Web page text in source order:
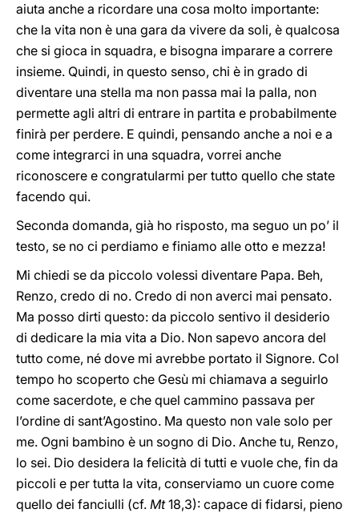
aiuta anche a ricordare una cosa molto importante:
che la vita non è una gara da vivere da soli, è qualcosa
che si gioca in squadra, e bisogna imparare a correre
insieme. Quindi, in questo senso, chi è in grado di
diventare una stella ma non passa mai la palla, non
permette agli altri di entrare in partita e probabilmente
finirà per perdere. E quindi, pensando anche a noi e a
come integrarci in una squadra, vorrei anche
riconoscere e congratularmi per tutto quello che state
facendo qui.
Seconda domanda, già ho risposto, ma seguo un po’ il
testo, se no ci perdiamo e finiamo alle otto e mezza!
Mi chiedi se da piccolo volessi diventare Papa. Beh,
Renzo, credo di no. Credo di non averci mai pensato.
Ma posso dirti questo: da piccolo sentivo il desiderio
di dedicare la mia vita a Dio. Non sapevo ancora del
tutto come, né dove mi avrebbe portato il Signore. Col
tempo ho scoperto che Gesù mi chiamava a seguirlo
come sacerdote, e che quel cammino passava per
l’ordine di sant’Agostino. Ma questo non vale solo per
me. Ogni bambino è un sogno di Dio. Anche tu, Renzo,
lo sei. Dio desidera la felicità di tutti e vuole che, fin da
piccoli e per tutta la vita, conserviamo un cuore come
quello dei fanciulli (cf. Mt18,3): capace di fidarsi, pieno